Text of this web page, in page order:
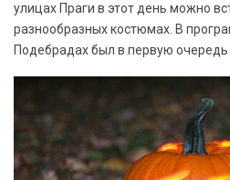
улицах Праги в этот день можно
разнообразных костюмах. В
Подебрадах был в первую очередь